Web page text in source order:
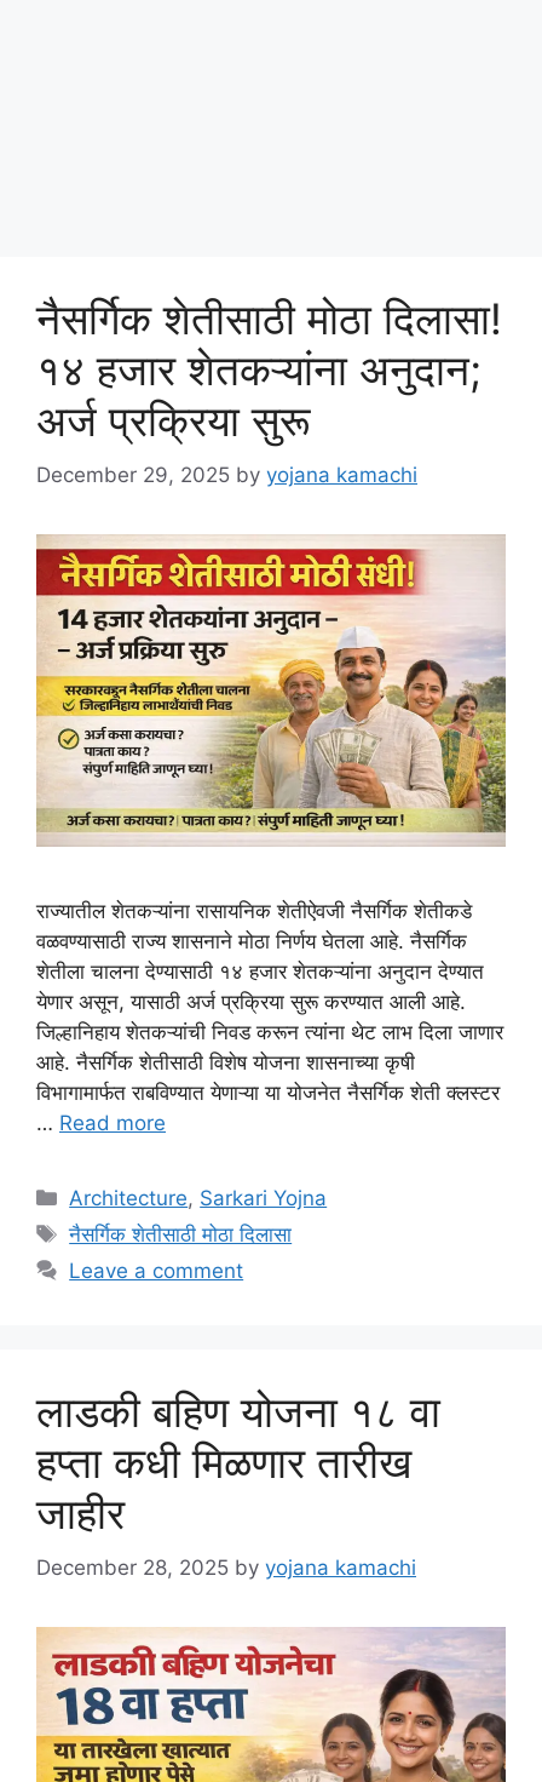
नैसर्गिक शेतीसाठी मोठा दिलासा!
१४ हजार शेतकऱ्यांना अनुदान;
अर्ज प्रक्रिया सुरू
December 29, 2025 by yojana kamachi
राज्यातील शेतकऱ्यांना रासायनिक शेतीऐवजी नैसर्गिक शेतीकडे
वळवण्यासाठी राज्य शासनाने मोठा निर्णय घेतला आहे. नैसर्गिक
शेतीला चालना देण्यासाठी १४ हजार शेतकऱ्यांना अनुदान देण्यात
येणार असून, यासाठी अर्ज प्रक्रिया सुरू करण्यात आली आहे.
जिल्हानिहाय शेतकऱ्यांची निवड करून त्यांना थेट लाभ दिला जाणार
आहे. नैसर्गिक शेतीसाठी विशेष योजना शासनाच्या कृषी
विभागामार्फत राबविण्यात येणाऱ्या या योजनेत नैसर्गिक शेती क्लस्टर
… Read more
Categories
Architecture, Sarkari Yojna
Tags
नैसर्गिक शेतीसाठी मोठा दिलासा
Leave a comment
लाडकी बहिण योजना १८ वा
हप्ता कधी मिळणार तारीख
जाहीर
December 28, 2025 by yojana kamachi